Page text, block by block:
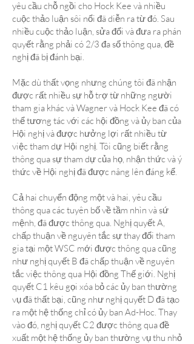
yêu cầu chỗ ngồi cho Hock Kee và nhiều
cuộc thảo luận sôi nổi đã diễn ra từ đó. Sau
nhiều cuộc thảo luận, sửa đổi và đưa ra phán
quyết rằng phải có 2/3 đa số thông qua, đề
nghị đã bị đánh bại.
Mặc dù thất vọng nhưng chúng tôi đã nhận
được rất nhiều sự hỗ trợ từ những người
tham gia khác và Wagner và Hock Kee đã có
thể tương tác với các hội đồng và ủy ban của
Hội nghị và được hưởng lợi rất nhiều từ
việc tham dự Hội nghị. Tôi cũng biết rằng
thông qua sự tham dự của họ, nhận thức và ý
thức về Hội nghị đã được nâng lên đáng kể.
Cả hai chuyển động một và hai, yêu cầu
thông qua các tuyên bố về tầm nhìn và sứ
mệnh, đã được thông qua. Nghị quyết A,
chấp thuận về nguyên tắc sự thay đổi tham
gia tại một WSC mới được thông qua cũng
như nghị quyết B đã chấp thuận về nguyên
tắc việc thông qua Hội đồng Thế giới. Nghị
quyết C1 kêu gọi xóa bỏ các ủy ban thường
vụ đã thất bại, cũng như nghị quyết D đã tạo
ra một hệ thống chỉ có ủy ban Ad-Hoc. Thay
vào đó, nghị quyết C2 được thông qua đề
xuất một hệ thống ủy ban thường vụ thu nhỏ